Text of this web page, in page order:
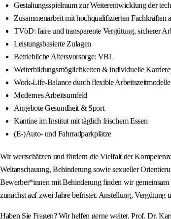
Gestaltungsspielraum zur Weiterentwicklung der
Zusammenarbeit mit hochqualifizierten Fachkräften
TVöD: faire und transparente Vergütung, sicherer
Leistungsbasierte Zulagen
Betriebliche Altersvorsorge: VBL
Weiterbildungsmöglichkeiten & individuelle
Work-Life-Balance durch flexible Arbeitszeitmodelle
Modernes Arbeitsumfeld
Angebote Gesundheit & Sport
Kantine im Institut mit täglich frischem Essen
(E-)Auto- und Fahrradparkplätze
Wir wertschätzen und fördern die Vielfalt der
Weltanschauung, Behinderung sowie sexueller
Bewerber*innen mit Behinderung finden wir
zunächst auf zwei Jahre befristet. Anstellung,
Haben Sie Fragen? Wir helfen gerne weiter. Prof. Dr.